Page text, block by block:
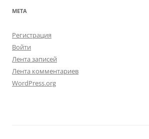
МЕТА
Регистрация
Войти
Лента записей
Лента комментариев
WordPress.org